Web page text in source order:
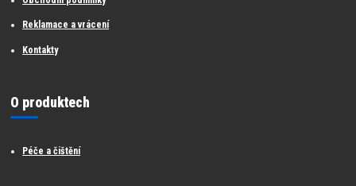
Reklamace a vrácení
Kontakty
O produktech
Péče a čištění